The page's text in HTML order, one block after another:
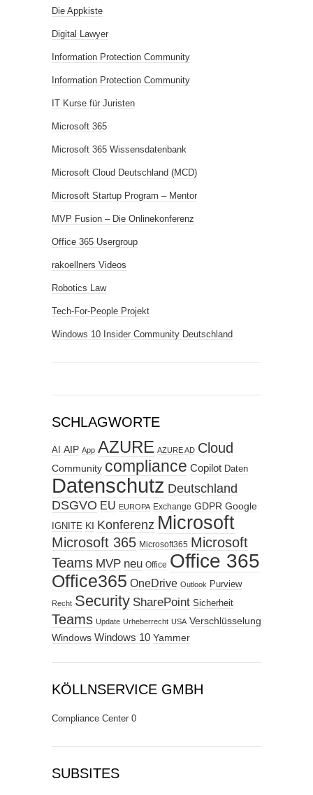
Die Appkiste
Digital Lawyer
Information Protection Community
Information Protection Community
IT Kurse für Juristen
Microsoft 365
Microsoft 365 Wissensdatenbank
Microsoft Cloud Deutschland (MCD)
Microsoft Startup Program – Mentor
MVP Fusion – Die Onlinekonferenz
Office 365 Usergroup
rakoellners Videos
Robotics Law
Tech-For-People Projekt
Windows 10 Insider Community Deutschland
SCHLAGWORTE
AI AIP App AZURE AZURE AD Cloud
Community compliance Copilot Daten
Datenschutz Deutschland
DSGVO EU EUROPA Exchange GDPR Google
IGNITE KI Konferenz Microsoft
Microsoft 365 Microsoft365 Microsoft
Teams MVP neu Office Office 365
Office365 OneDrive Outlook Purview
Recht Security SharePoint Sicherheit
Teams Update Urheberrecht USA Verschlüsselung
Windows Windows 10 Yammer
KÖLLNSERVICE GMBH
Compliance Center 0
SUBSITES